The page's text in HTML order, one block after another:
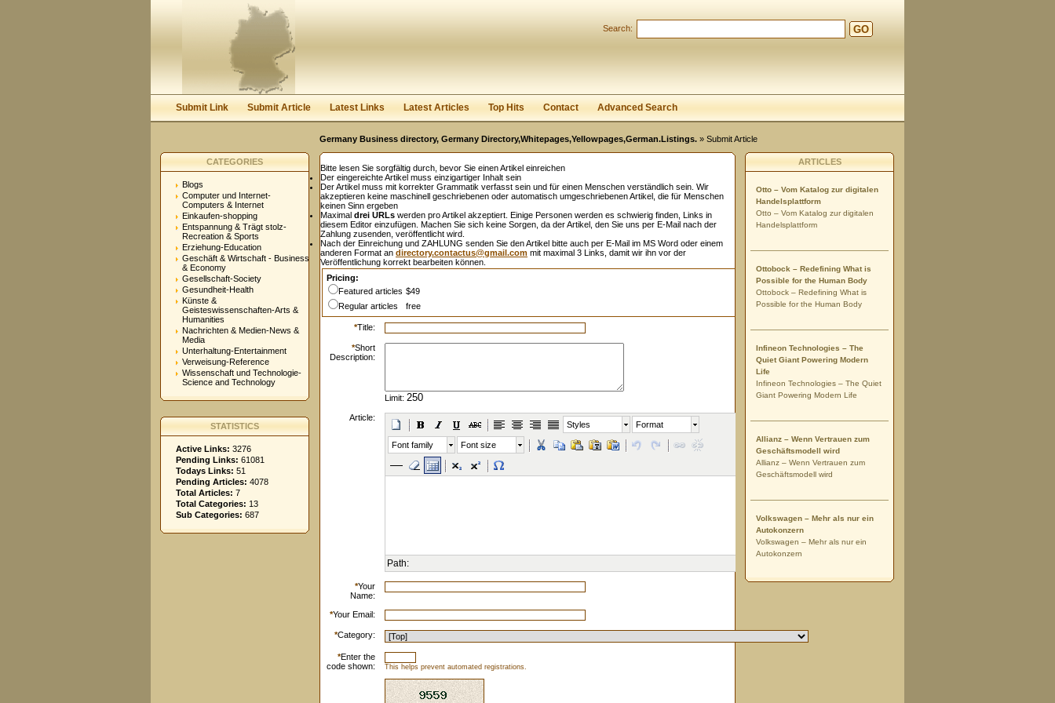
Keep me logged in.
Search: GO
Submit Link Submit Article Latest Links Latest Articles Top Hits Contact Advanced Search
Germany Business directory, Germany Directory,Whitepages,Yellowpages,German.Listings. » Submit Article
CATEGORIES
Blogs
Computer und Internet-
Computers & Internet
Einkaufen-shopping
Entspannung & Trägt stolz-
Recreation & Sports
Erziehung-Education
Geschäft & Wirtschaft - Business
& Economy
Gesellschaft-Society
Gesundheit-Health
Künste &
Geisteswissenschaften-Arts &
Humanities
Nachrichten & Medien-News &
Media
Unterhaltung-Entertainment
Verweisung-Reference
Wissenschaft und Technologie-
Science and Technology
STATISTICS
Active Links: 3276
Pending Links: 61081
Todays Links: 51
Pending Articles: 4078
Total Articles: 7
Total Categories: 13
Sub Categories: 687
Bitte lesen Sie sorgfältig durch, bevor Sie einen Artikel einreichen
Der eingereichte Artikel muss einzigartiger Inhalt sein
Der Artikel muss mit korrekter Grammatik verfasst sein und für einen Menschen verständlich sein. Wir
akzeptieren keine maschinell geschriebenen oder automatisch umgeschriebenen Artikel, die für Menschen
keinen Sinn ergeben
Maximal drei URLs werden pro Artikel akzeptiert. Einige Personen werden es schwierig finden, Links in
diesem Editor einzufügen. Machen Sie sich keine Sorgen, da der Artikel, den Sie uns per E-Mail nach der
Zahlung zusenden, veröffentlicht wird.
Nach der Einreichung und ZAHLUNG senden Sie den Artikel bitte auch per E-Mail im MS Word oder einem
anderen Format an directory.contactus@gmail.com mit maximal 3 Links, damit wir ihn vor der
Veröffentlichung korrekt bearbeiten können.
Pricing:
Featured articles $49
Regular articles
free
*Title:
*Short
Description:
Limit:
Article:
Styles Format
Font family Font size
Path:
*Your
Name:
*Your Email:
*Category:
*Enter the
code shown:
This helps prevent automated registrations.
ARTICLES
Otto – Vom Katalog zur digitalen
Handelsplattform
Otto – Vom Katalog zur digitalen
Handelsplattform
Ottobock – Redefining What is
Possible for the Human Body
Ottobock – Redefining What is
Possible for the Human Body
Infineon Technologies – The
Quiet Giant Powering Modern
Life
Infineon Technologies – The Quiet
Giant Powering Modern Life
Allianz – Wenn Vertrauen zum
Geschäftsmodell wird
Allianz – Wenn Vertrauen zum
Geschäftsmodell wird
Volkswagen – Mehr als nur ein
Autokonzern
Volkswagen – Mehr als nur ein
Autokonzern